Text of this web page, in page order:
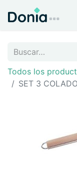
Todos los
SET 3